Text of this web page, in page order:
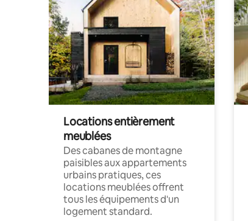
Locations entièrement
meublées
Des cabanes de montagne
paisibles aux appartements
urbains pratiques, ces
locations meublées offrent
tous les équipements d'un
logement standard.